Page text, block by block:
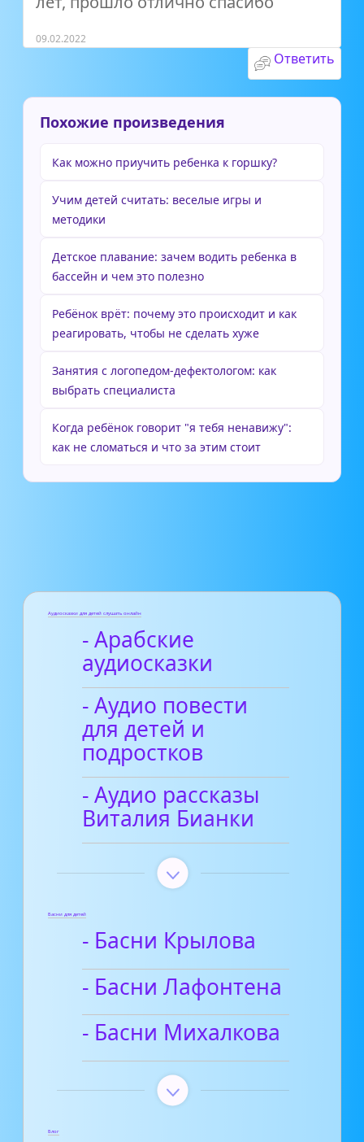
09.02.2022
Ответить
Похожие произведения
Как можно приучить ребенка к горшку?
Учим детей считать: веселые игры и
методики
Детское плавание: зачем водить ребенка в
бассейн и чем это полезно
Ребёнок врёт: почему это происходит и как
реагировать, чтобы не сделать хуже
Занятия с логопедом-дефектологом: как
выбрать специалиста
Когда ребёнок говорит "я тебя ненавижу":
как не сломаться и что за этим стоит
Аудиосказки для детей слушать онлайн
- Арабские
аудиосказки
- Аудио повести
для детей и
подростков
- Аудио рассказы
Виталия Бианки
Басни для детей
- Басни Крылова
- Басни Лафонтена
- Басни Михалкова
Блог